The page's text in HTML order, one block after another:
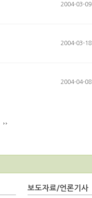
2004-03-09
2004-03-18
2004-04-08
보도자료/언론기사